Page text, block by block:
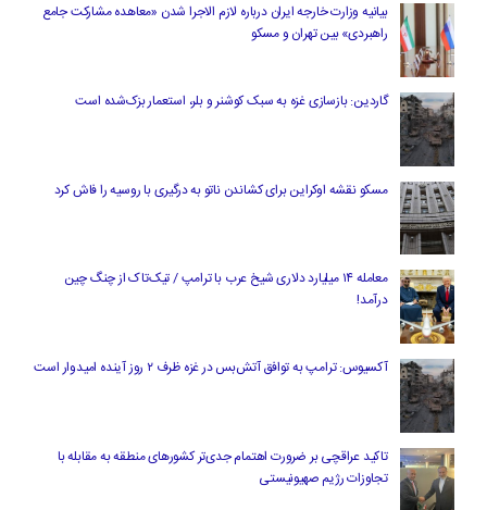
بیانیه وزارت خارجه ایران درباره لازم‌ الاجرا شدن «معاهده مشارکت جامع
راهبردی» بین تهران و مسکو
گاردین: بازسازی غزه به سبک کوشنر و بلر، استعمار بزک‌شده است
مسکو نقشه اوکراین برای کشاندن ناتو به درگیری با روسیه را فاش کرد
معامله ۱۴ میلیارد دلاری شیخ عرب با ترامپ / تیک‌تاک از چنگ چین
درآمد!
آکسیوس: ترامپ به توافق آتش‌بس در غزه ظرف ۲ روز آینده امیدوار است
تاکید عراقچی بر ضرورت اهتمام جدی‌تر کشورهای منطقه به مقابله با
تجاوزات رژیم صهیونیستی